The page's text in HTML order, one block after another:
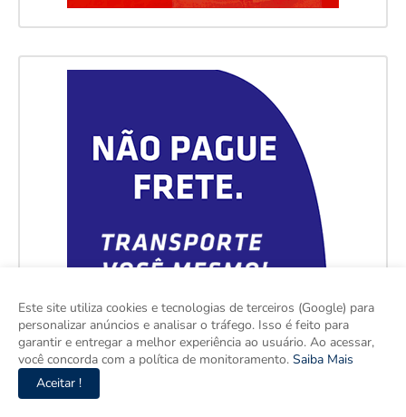
Este site utiliza cookies e tecnologias de terceiros (Google) para
personalizar anúncios e analisar o tráfego. Isso é feito para
garantir e entregar a melhor experiência ao usuário. Ao acessar,
você concorda com a política de monitoramento. Saiba Mais
Aceitar !